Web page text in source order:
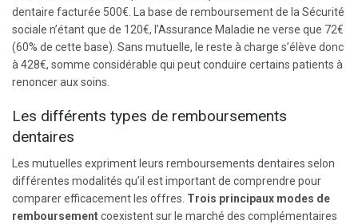
dentaire facturée 500€. La base de remboursement de la Sécurité
sociale n’étant que de 120€, l’Assurance Maladie ne verse que 72€
(60% de cette base). Sans mutuelle, le reste à charge s’élève donc
à 428€, somme considérable qui peut conduire certains patients à
renoncer aux soins.
Les différents types de remboursements
dentaires
Les mutuelles expriment leurs remboursements dentaires selon
différentes modalités qu’il est important de comprendre pour
comparer efficacement les offres. Trois principaux modes de
remboursementcoexistent sur le marché des complémentaires